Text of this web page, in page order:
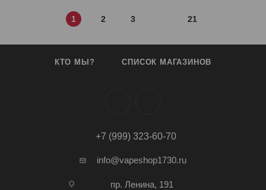
1 2 3 21
КТО МЫ? СПИСОК МАГАЗИНОВ
+7 (999) 323-60-70
info@vapeshop1730.ru
пр. Ленина, 191